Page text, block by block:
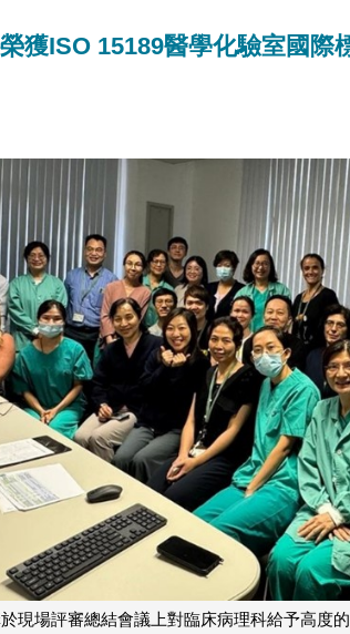
獲ISO 15189醫學化驗室國際
現場評審總結會議上對臨床病理科給予高度